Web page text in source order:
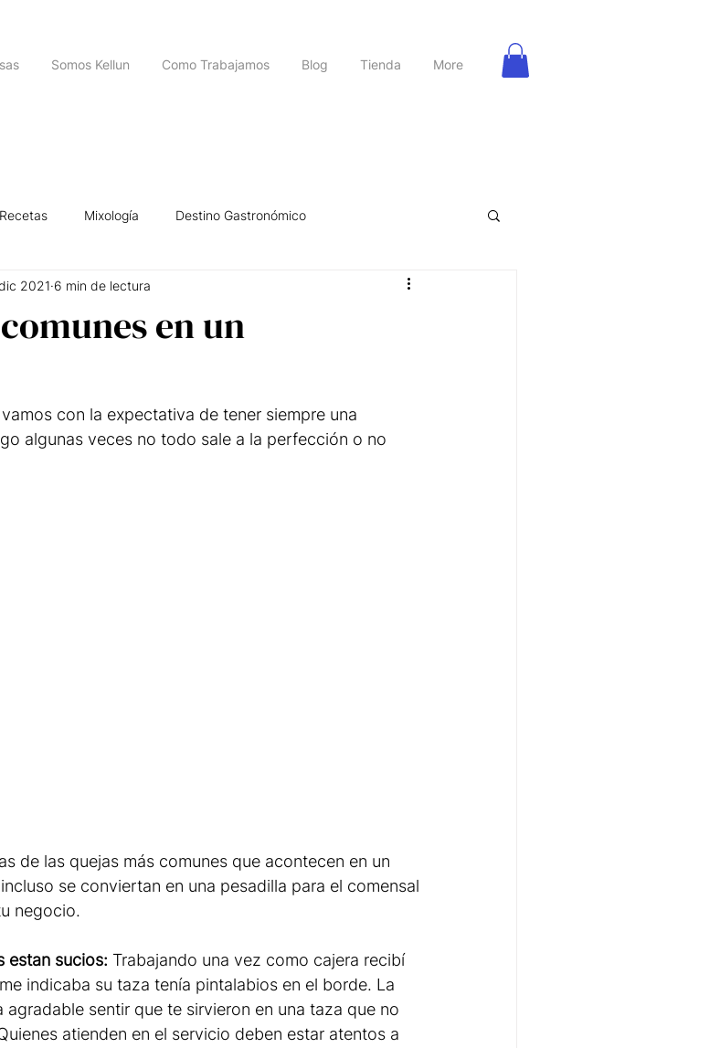
Somos Kellun Como Trabajamos Blog Tienda More
Recetas Mixología Destino Gastronómico
Historias de Emprendedores Nutrición
en un
2021 6 min de lectura
con la expectativa de tener siempre una
algunas veces no todo sale a la perfección o no
de las quejas más comunes que acontecen en un
se conviertan en una pesadilla para el comensal
negocio.
estan sucios: Trabajando una vez como cajera recibí
indicaba su taza tenía pintalabios en el borde. La
sentir que te sirvieron en una taza que no
atienden en el servicio deben estar atentos a